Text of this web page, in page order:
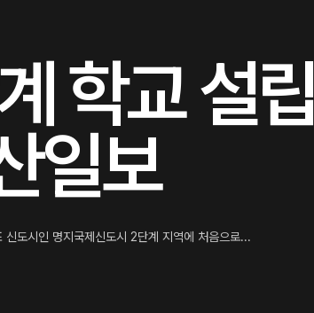
학교 설립
일보
도시인 명지국제신도시 2단계 지역에 처음으로...